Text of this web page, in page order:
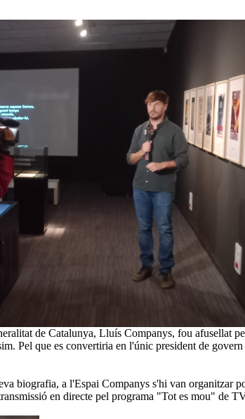
de Catalunya, Lluís Companys, fou afusellat
Pel que es convertiria en l'únic president de
biografia, a l'Espai Companys s'hi van organitzar
en directe pel programa "Tot es mou" de